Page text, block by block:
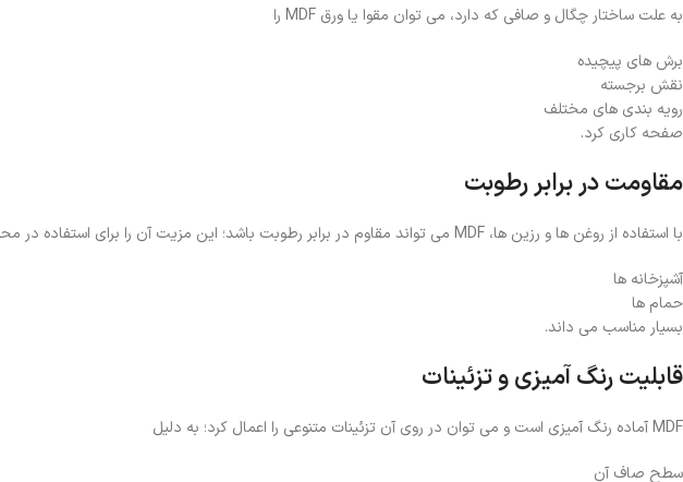
به علت ساختار چگال و صافی که دارد، می توان مقوا یا ورق MDF را
برش های پیچیده
نقش برجسته
رویه بندی های مختلف
صفحه کاری کرد.
مقاومت در برابر رطوبت
با استفاده از روغن ها و رزین ها، MDF می تواند مقاوم در برابر رطوبت باشد؛ این مزیت آن را برای استفاده در محیط های سر سخت مانند:
آشپزخانه ها
حمام ها
بسیار مناسب می داند.
قابلیت رنگ آمیزی و تزئینات
MDF آماده رنگ آمیزی است و می توان در روی آن تزئینات متنوعی را اعمال کرد؛ به دلیل
سطح صاف آن